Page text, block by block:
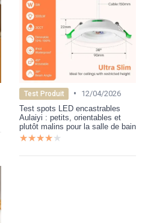
Test Produit •
12/04/2026
Test spots LED encastrables
Aulaiyi : petits, orientables et
plutôt malins pour la salle de bain
★★★★★
★★★★★